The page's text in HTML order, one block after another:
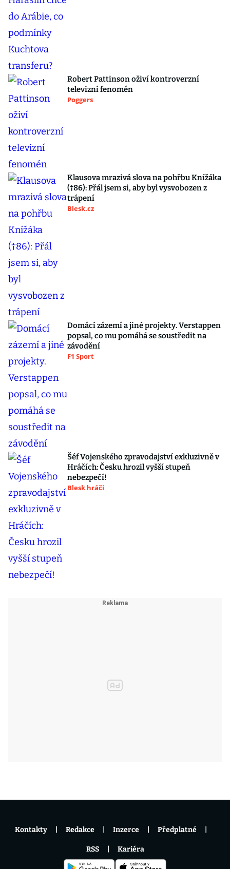
Robert Pattinson oživí kontroverzní
televizní fenomén
Poggers
Klausova mrazivá slova na pohřbu Knížáka
(†86): Přál jsem si, aby byl vysvobozen z
trápení
Blesk.cz
Domácí zázemí a jiné projekty. Verstappen
popsal, co mu pomáhá se soustředit na
závodění
F1 Sport
Šéf Vojenského zpravodajství exkluzivně v
Hráčích: Česku hrozil vyšší stupeň
nebezpečí!
Blesk hráči
Kontakty Redakce Inzerce Předplatné
RSS Kariéra